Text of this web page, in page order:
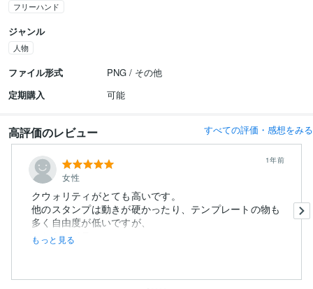
フリーハンド
ジャンル
人物
ファイル形式
PNG / その他
定期購入
可能
高評価のレビュー すべての評価・感想をみる
女性
1年前
クウォリティがとても高いです。
他のスタンプは動きが硬かったり、テンプレートの物も
多く自由度が低いですが、
こちらのイラ...
もっと見る